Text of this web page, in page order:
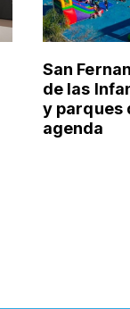
San
de las
y parques
agenda